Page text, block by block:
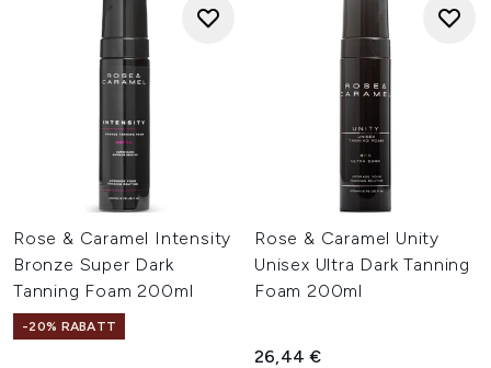
Rose & Caramel Intensity
Bronze Super Dark
Tanning Foam 200ml
-20% RABATT
Rose & Caramel Unity
Unisex Ultra Dark Tanning
Foam 200ml
26,44 €